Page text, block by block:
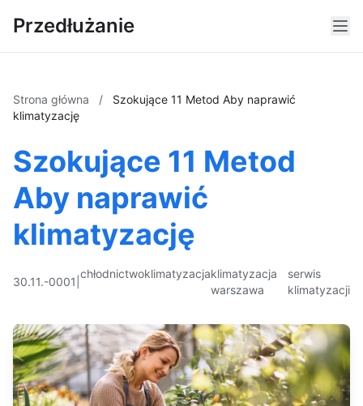
Przedłużanie
Strona główna /
Szokujące 11 Metod Aby naprawić
klimatyzację
Szokujące 11 Metod
Aby naprawić
klimatyzację
30.11.-0001
chłodnictwoklimatyzacjaklimatyzacja
warszawa
serwis
klimatyzacji